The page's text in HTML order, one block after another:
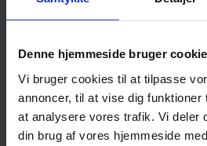
Denne hjemmeside bruger
Vi bruger cookies til at tilpasse
annoncer, til at vise dig
at analysere vores trafik. Vi deler
din brug af vores hjemmeside
Herhjemme er der også en
målepunkt for danske aktier. Det
altså et loft for, hvor meget en
af indekset. Loftet er på 15 pct.,
Nordisk, målt på markedsværdi,
stort set alle andre danske